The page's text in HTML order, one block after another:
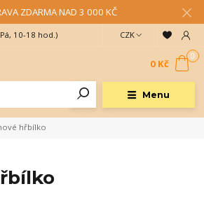
ZDARMA NAD 3 000 KČ
Menu
CZK
10-18 hod.)
0
0 Kč
hřbílko